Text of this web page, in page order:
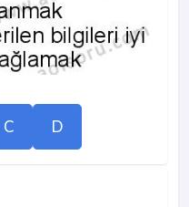
C D